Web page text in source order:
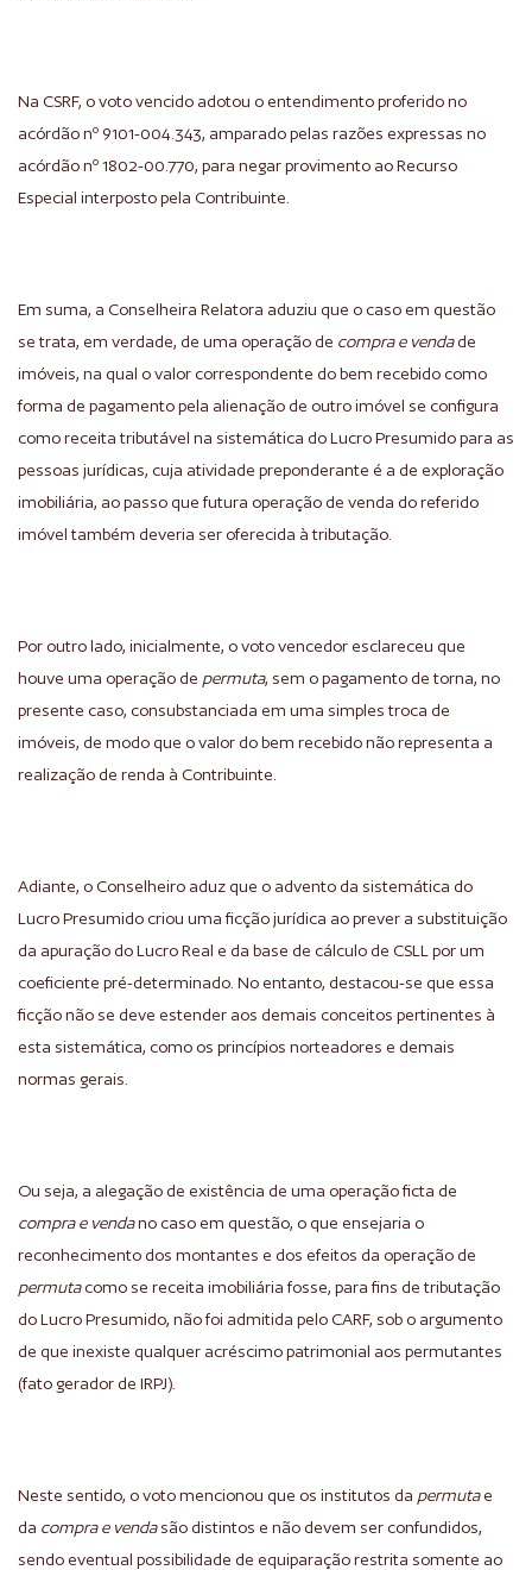
Na CSRF, o voto vencido adotou o entendimento proferido no
acórdão nº 9101-004.343, amparado pelas razões expressas no
acórdão nº 1802-00.770, para negar provimento ao Recurso
Especial interposto pela Contribuinte.
Em suma, a Conselheira Relatora aduziu que o caso em questão
se trata, em verdade, de uma operação de compra e vendade
imóveis, na qual o valor correspondente do bem recebido como
forma de pagamento pela alienação de outro imóvel se configura
como receita tributável na sistemática do Lucro Presumido para as
pessoas jurídicas, cuja atividade preponderante é a de exploração
imobiliária, ao passo que futura operação de venda do referido
imóvel também deveria ser oferecida à tributação.
Por outro lado, inicialmente, o voto vencedor esclareceu que
houve uma operação de permuta, sem o pagamento de torna, no
presente caso, consubstanciada em uma simples troca de
imóveis, de modo que o valor do bem recebido não representa a
realização de renda à Contribuinte.
Adiante, o Conselheiro aduz que o advento da sistemática do
Lucro Presumido criou uma ficção jurídica ao prever a substituição
da apuração do Lucro Real e da base de cálculo de CSLL por um
coeficiente pré-determinado. No entanto, destacou-se que essa
ficção não se deve estender aos demais conceitos pertinentes à
esta sistemática, como os princípios norteadores e demais
normas gerais.
Ou seja, a alegação de existência de uma operação ficta de
compra e vendano caso em questão, o que ensejaria o
reconhecimento dos montantes e dos efeitos da operação de
permutacomo se receita imobiliária fosse, para fins de tributação
do Lucro Presumido, não foi admitida pelo CARF, sob o argumento
de que inexiste qualquer acréscimo patrimonial aos permutantes
(fato gerador de IRPJ).
Neste sentido, o voto mencionou que os institutos da permutae
da compra e vendasão distintos e não devem ser confundidos,
sendo eventual possibilidade de equiparação restrita somente ao